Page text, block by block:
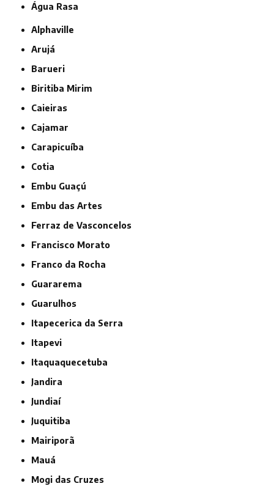
Água Rasa
Alphaville
Arujá
Barueri
Biritiba Mirim
Caieiras
Cajamar
Carapicuíba
Cotia
Embu Guaçú
Embu das Artes
Ferraz de Vasconcelos
Francisco Morato
Franco da Rocha
Guararema
Guarulhos
Itapecerica da Serra
Itapevi
Itaquaquecetuba
Jandira
Jundiaí
Juquitiba
Mairiporã
Mauá
Mogi das Cruzes